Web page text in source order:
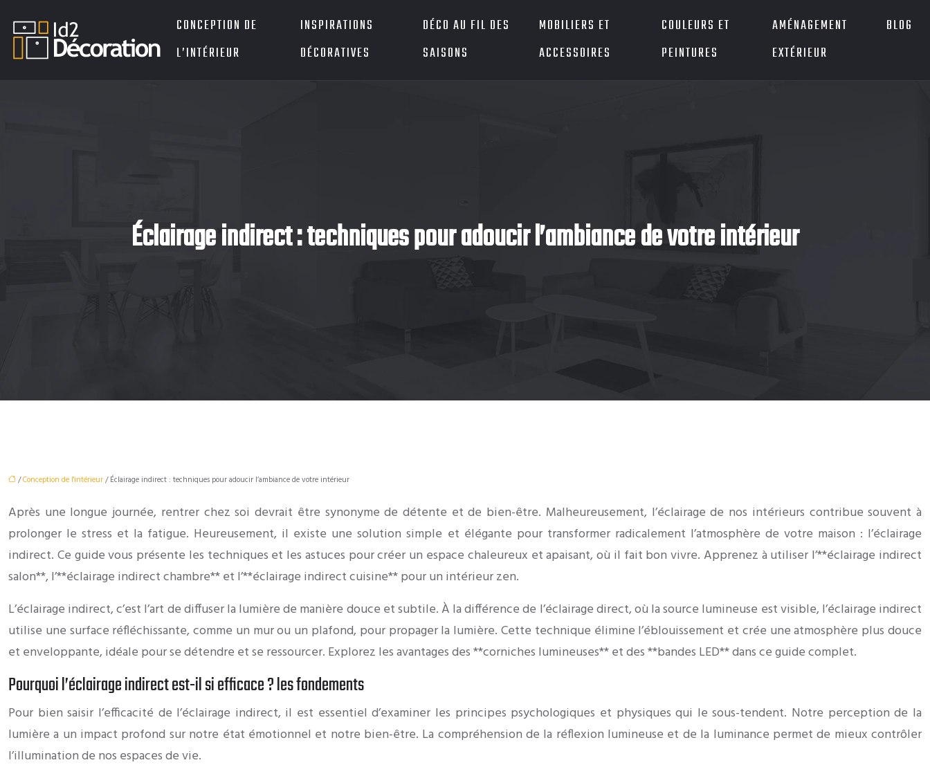
CONCEPTION DE
L’INTÉRIEUR
INSPIRATIONS
DÉCORATIVES
DÉCO AU FIL DES
SAISONS
MOBILIERS ET
ACCESSOIRES
COULEURS ET
PEINTURES
AMÉNAGEMENT
EXTÉRIEUR
BLOG
Éclairage indirect : techniques pour adoucir l’ambiance de votre intérieur
/Conception de l'intérieur/ Éclairage indirect : techniques pour adoucir l’ambiance de votre intérieur
Après une longue journée, rentrer chez soi devrait être synonyme de détente et de bien-être. Malheureusement, l’éclairage de nos intérieurs contribue souvent à
prolonger le stress et la fatigue. Heureusement, il existe une solution simple et élégante pour transformer radicalement l’atmosphère de votre maison : l’éclairage
indirect. Ce guide vous présente les techniques et les astuces pour créer un espace chaleureux et apaisant, où il fait bon vivre. Apprenez à utiliser l’**éclairage indirect
salon**, l’**éclairage indirect chambre** et l’**éclairage indirect cuisine** pour un intérieur zen.
L’éclairage indirect, c’est l’art de diffuser la lumière de manière douce et subtile. À la différence de l’éclairage direct, où la source lumineuse est visible, l’éclairage indirect
utilise une surface réfléchissante, comme un mur ou un plafond, pour propager la lumière. Cette technique élimine l’éblouissement et crée une atmosphère plus douce
et enveloppante, idéale pour se détendre et se ressourcer. Explorez les avantages des **corniches lumineuses** et des **bandes LED** dans ce guide complet.
Pourquoi l’éclairage indirect est-il si efficace ? les fondements
Pour bien saisir l’efficacité de l’éclairage indirect, il est essentiel d’examiner les principes psychologiques et physiques qui le sous-tendent. Notre perception de la
lumière a un impact profond sur notre état émotionnel et notre bien-être. La compréhension de la réflexion lumineuse et de la luminance permet de mieux contrôler
l’illumination de nos espaces de vie.